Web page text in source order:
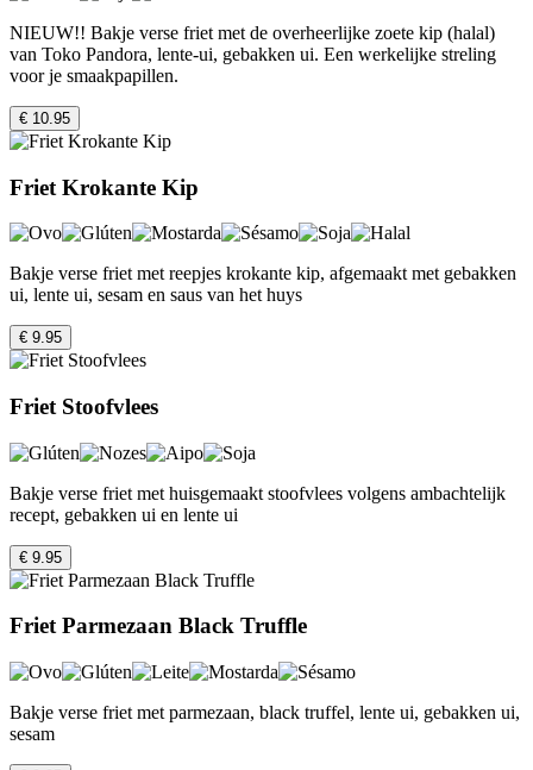
NIEUW!! Bakje verse friet met de overheerlijke zoete kip (halal)
van Toko Pandora, lente-ui, gebakken ui. Een werkelijke streling
voor je smaakpapillen.
€ 10.95
Friet Krokante Kip
Bakje verse friet met reepjes krokante kip, afgemaakt met gebakken
ui, lente ui, sesam en saus van het huys
€ 9.95
Friet Stoofvlees
Bakje verse friet met huisgemaakt stoofvlees volgens ambachtelijk
recept, gebakken ui en lente ui
€ 9.95
Friet Parmezaan Black Truffle
Bakje verse friet met parmezaan, black truffel, lente ui, gebakken ui,
sesam